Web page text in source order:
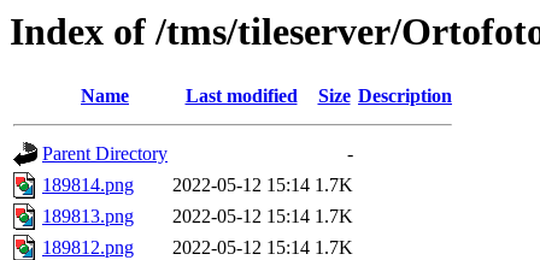
Index of /tms/tileserver/
Name Last modified Size Description
Parent Directory
-
189814.png
2022-05-12 15:14 1.7K
189813.png
2022-05-12 15:14 1.7K
189812.png
2022-05-12 15:14 1.7K